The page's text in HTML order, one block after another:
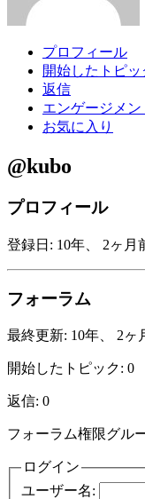
プロフィール
開始したトピッ
返信
エンゲージメン
お気に入り
@kubo
プロフィール
登録日: 10年、 2ヶ月
フォーラム
最終更新: 10年、 2ヶ
開始したトピック: 0
返信: 0
フォーラム権限グル
ログイン
ユーザー名: